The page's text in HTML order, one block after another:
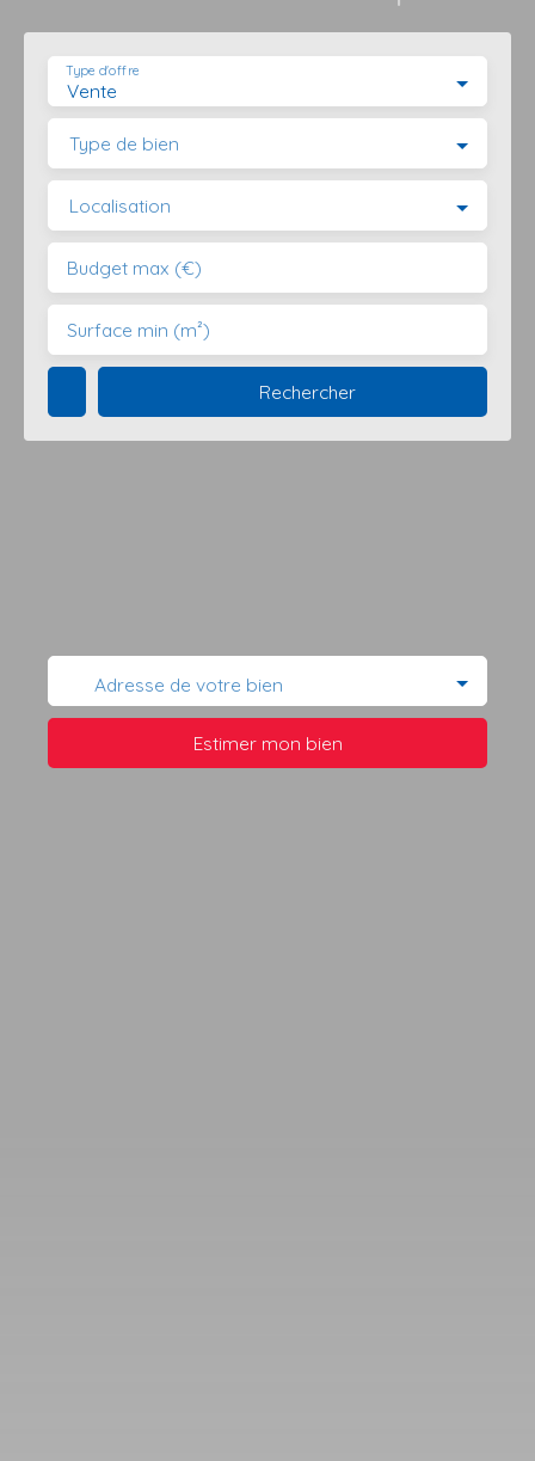
Vente
Type d'offre
Type de bien
Localisation
Budget max (€)
Surface min (m²)
Rechercher
Adresse de votre bien
Estimer mon bien